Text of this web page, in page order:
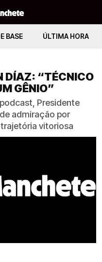
BASE ÚLTIMA HORA
DÍAZ: “TÉCNICO
GÊNIO”
Presidente
admiração por
vitoriosa